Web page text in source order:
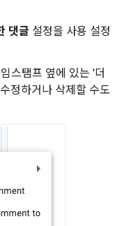
댓글 설정을 사용 설정
스탬프 옆에 있는 '더
정하거나 삭제할 수도